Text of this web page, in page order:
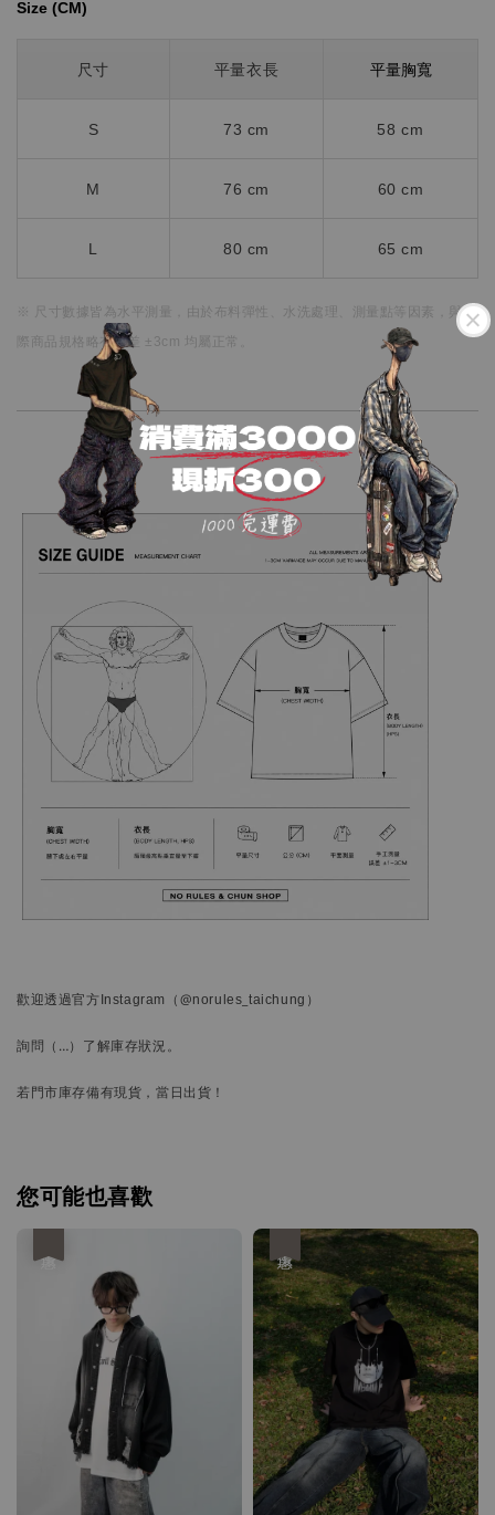
Size (CM)⁡⁡
尺寸 平量衣長 平量胸寬
S 73 cm 58cm
M 76 cm 60 cm
L 80 cm 65 cm
※ 尺寸數據皆為水平測量， 由於布料彈性、水洗處理、測量點等因素，
與實
際商品規格略有誤差 ±3cm 均屬正常。
歡迎透過官方Instagram （@norules_taichung）
詢問 （…） 了解庫存狀況。
若門市庫存備有現貨，當日出貨！
您可能也喜歡